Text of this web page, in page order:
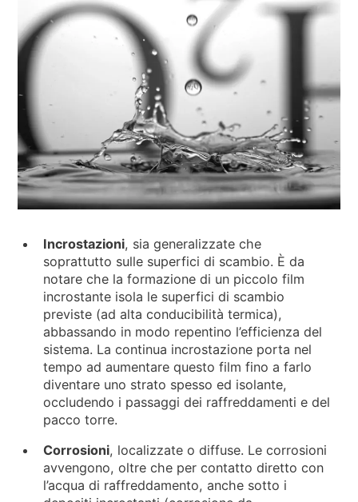
Incrostazioni, sia generalizzate che
soprattutto sulle superfici di scambio. È da
notare che la formazione di un piccolo film
incrostante isola le superfici di scambio
previste (ad alta conducibilità termica),
abbassando in modo repentino l’efficienza del
sistema. La continua incrostazione porta nel
tempo ad aumentare questo film fino a farlo
diventare uno strato spesso ed isolante,
occludendo i passaggi dei raffreddamenti e del
pacco torre.
Corrosioni, localizzate o diffuse. Le corrosioni
avvengono, oltre che per contatto diretto con
l’acqua di raffreddamento, anche sotto i